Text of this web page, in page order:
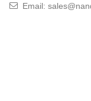
Email: